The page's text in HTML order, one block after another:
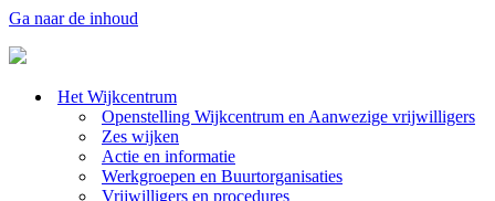
Ga naar de inhoud
Het Wijkcentrum
Openstelling Wijkcentrum en Aanwezige vrijwilligers
Zes wijken
Actie en informatie
Werkgroepen en Buurtorganisaties
Vrijwilligers en procedures